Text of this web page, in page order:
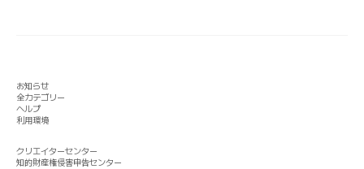
お知らせ
全カテゴリー
ヘルプ
利用環境
クリエイターセンター
知的財産権侵害申告センター